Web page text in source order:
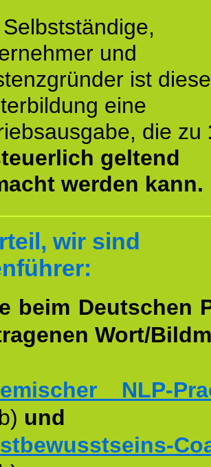
und
ist diese
eine
die zu
geltend
werden kann.
wir sind
beim Deutschen
Wort/
NLP-
und